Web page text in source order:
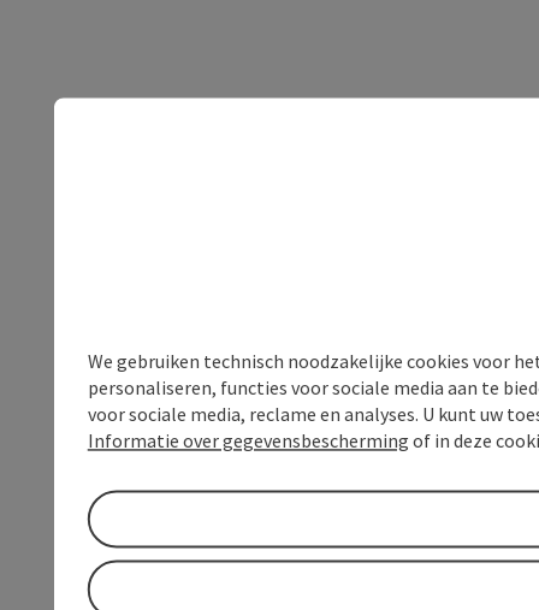
We gebruiken technisch noodzakelijke cookies voor
personaliseren, functies voor sociale media aan te
voor sociale media, reclame en analyses. U kunt uw
Informatie over gegevensbescherming of in deze